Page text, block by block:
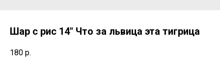
Шар с рис 14" Что за львица эта тигрица
180 р.